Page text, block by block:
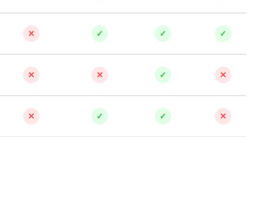
✕ ✓ ✓ ✓
✕ ✕ ✓ ✕
✕ ✓ ✓ ✕